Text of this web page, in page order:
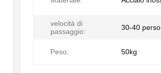
velocità di
passaggio:
30-40
Peso: 50kg